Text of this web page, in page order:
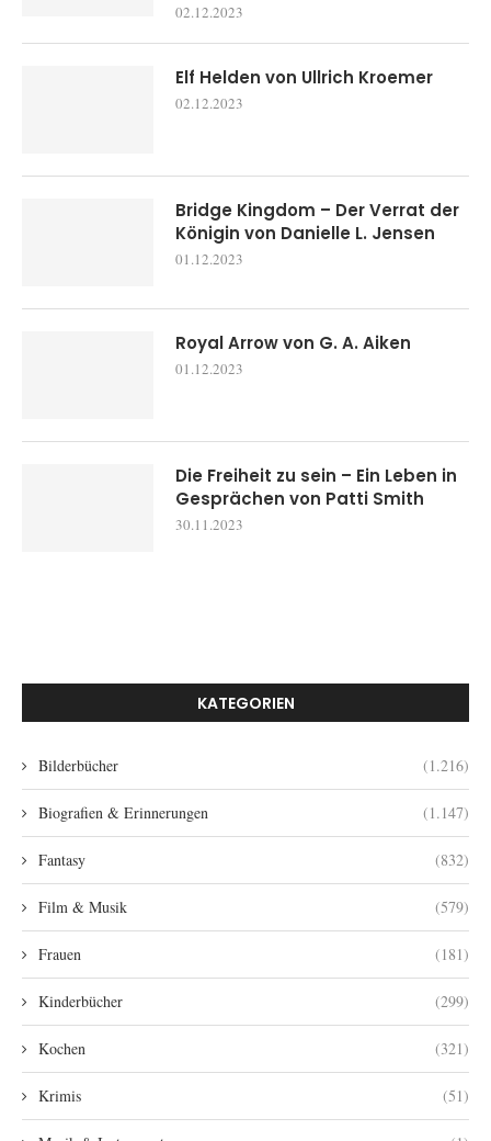
02.12.2023
Elf Helden von Ullrich Kroemer
02.12.2023
Bridge Kingdom – Der Verrat der
Königin von Danielle L. Jensen
01.12.2023
Royal Arrow von G. A. Aiken
01.12.2023
Die Freiheit zu sein – Ein Leben in
Gesprächen von Patti Smith
30.11.2023
KATEGORIEN
Bilderbücher (1.216)
Biografien & Erinnerungen (1.147)
Fantasy (832)
Film & Musik (579)
Frauen (181)
Kinderbücher (299)
Kochen (321)
Krimis (51)